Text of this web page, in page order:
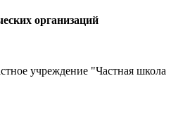
организаций
учреждение "Частная школа